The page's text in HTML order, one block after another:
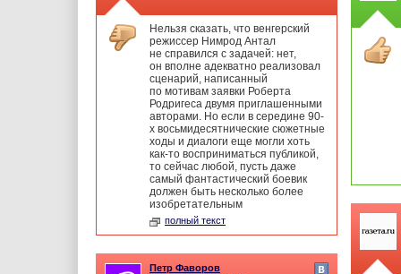
Нельзя сказать, что венгерский
режиссер Нимрод Антал
не справился с задачей: нет,
он вполне адекватно реализовал
сценарий, написанный
по мотивам заявки Роберта
Родригеса двумя приглашенными
авторами. Но если в середине 90-
х восьмидесятнические сюжетные
ходы и диалоги еще могли хоть
как-то восприниматься публикой,
то сейчас любой, пусть даже
самый фантастический боевик
должен быть несколько более
изобретательным
полный текст
Петр Фаворов